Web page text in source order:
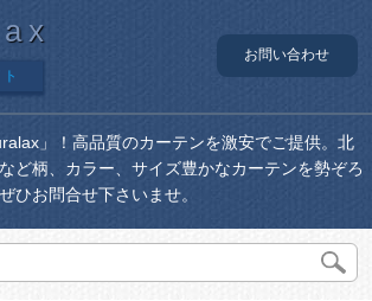
お問い合わせ
」！高品質のカーテンを激安でご提供。北
ど柄、カラー、サイズ豊かなカーテンを勢ぞろ
ひお問合せ下さいませ。